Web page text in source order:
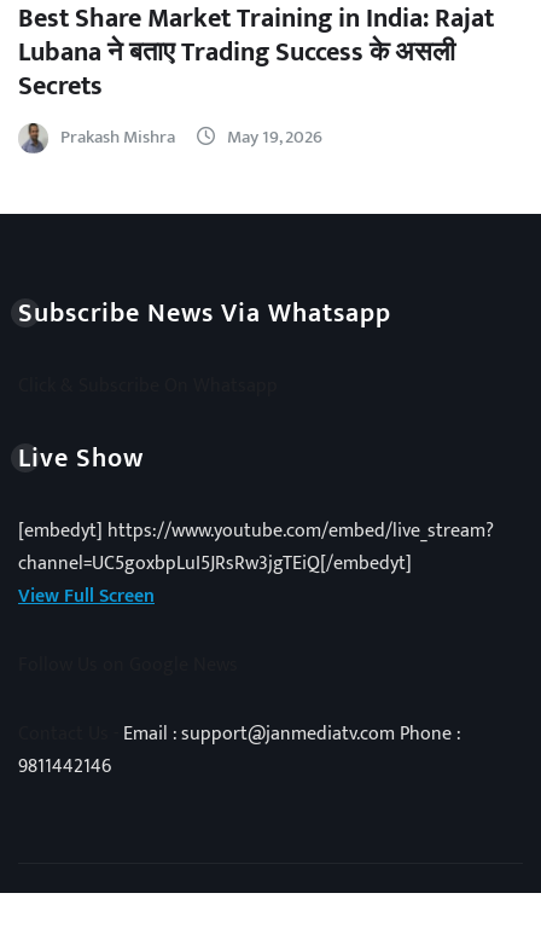
Best Share Market Training in India: Rajat
Lubana ने बताए Trading Success के असली
Secrets
Prakash Mishra May 19, 2026
Subscribe News Via Whatsapp
Live Show
[embedyt] https://www.youtube.com/embed/live_stream?
channel=UC5goxbpLuI5JRsRw3jgTEiQ[/embedyt]
View Full Screen
Email : support@janmediatv.com Phone :
9811442146